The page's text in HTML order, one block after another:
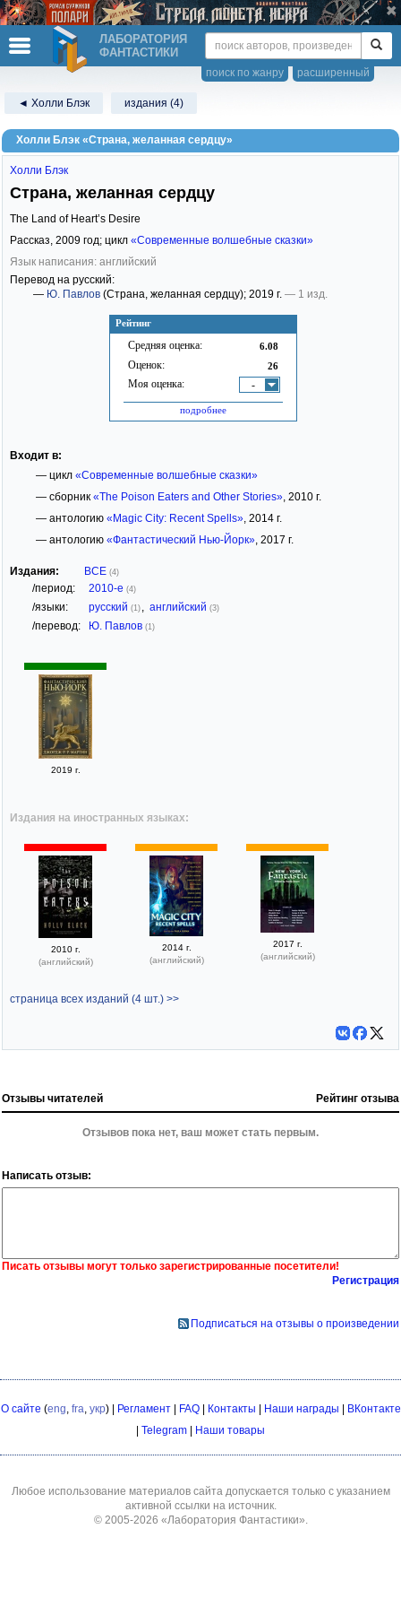
ЛАБОРАТОРИЯ
ФАНТАСТИКИ
расширенный
поиск по жанру
◄ Холли Блэк издания (4)
Холли Блэк «Страна, желанная сердцу»
Рейтинг
Средняя оценка: 6.08
Оценок: 26
Моя оценка: -
подробнее
Холли Блэк
Страна, желанная сердцу
The Land of Heart’s Desire
Рассказ, 2009 год; цикл «Современные волшебные сказки»
Язык написания: английский
Перевод на русский:
— Ю. Павлов (Страна, желанная сердцу); 2019 г. — 1 изд.
Входит в:
— цикл «Современные волшебные сказки»
— сборник «The Poison Eaters and Other Stories», 2010 г.
— антологию «Magic City: Recent Spells», 2014 г.
— антологию «Фантастический Нью-Йорк», 2017 г.
Издания: ВСЕ (4)
/период: 2010-е (4)
/языки: русский (1) английский (3)
/перевод: Ю. Павлов (1)
2019 г.
Издания на иностранных языках:
2010 г.
(английский)
2014 г.
(английский)
2017 г.
(английский)
страница всех изданий (4 шт.) >>
Отзывы читателей Рейтинг отзыва
Отзывов пока нет, ваш может стать первым.
Написать отзыв:
Писать отзывы могут только зарегистрированные посетители!
Регистрация
Подписаться на отзывы о произведении
О сайте (eng fra укр) | Регламент| FAQ| Контакты | Наши награды | ВКонтакте
| Telegram | Наши товары
Любое использование материалов сайта допускается только с указанием
активной ссылки на источник.
© 2005-2026 «Лаборатория Фантастики»